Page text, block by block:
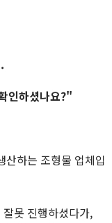
인하셨나요?"
산하는 조형물 업체입
못 진행하셨다가,